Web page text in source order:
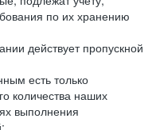
по их хранению
действует пропускной
есть только
количества наших
выполнения